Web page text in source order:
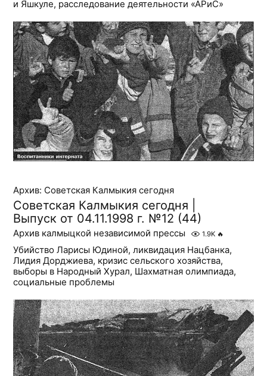
и Яшкуле, расследование деятельности «АРиС»
Архив: Советская Калмыкия сегодня
Советская Калмыкия сегодня |
Выпуск от 04.11.1998 г. №12 (44)
Архив калмыцкой независимой прессы 1.9K 🔥
Убийство Ларисы Юдиной, ликвидация Нацбанка,
Лидия Дорджиева, кризис сельского хозяйства,
выборы в Народный Хурал, Шахматная олимпиада,
социальные проблемы